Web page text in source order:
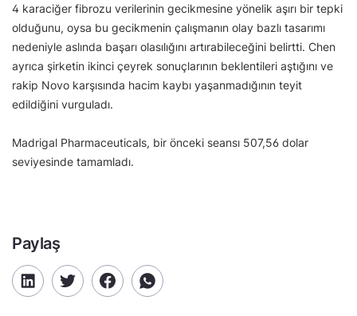
4 karaciğer fibrozu verilerinin gecikmesine yönelik aşırı bir tepki
olduğunu, oysa bu gecikmenin çalışmanın olay bazlı tasarımı
nedeniyle aslında başarı olasılığını artırabileceğini belirtti. Chen
ayrıca şirketin ikinci çeyrek sonuçlarının beklentileri aştığını ve
rakip Novo karşısında hacim kaybı yaşanmadığının teyit
edildiğini vurguladı.
Madrigal Pharmaceuticals, bir önceki seansı 507,56 dolar
seviyesinde tamamladı.
Paylaş